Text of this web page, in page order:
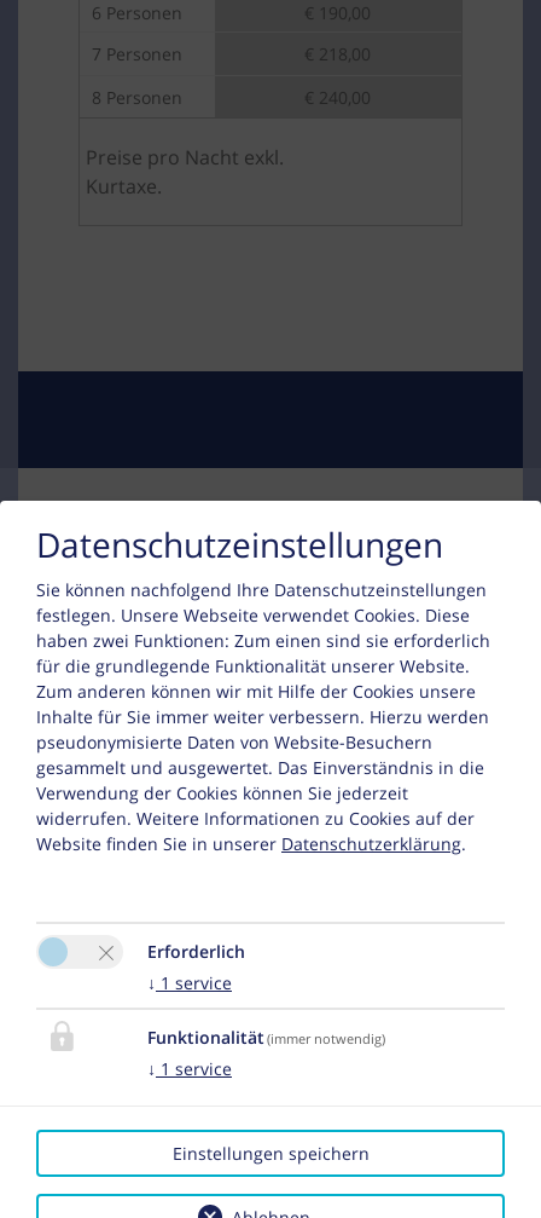
6 Personen
7 Personen
8 Personen
€ 190,00
€ 218,00
€ 240,00
Preise pro Nacht exkl.
Kurtaxe.
Kontakt
Sophia Berbig
Oberboden 13
6888 Schröcken
Tel. : +43 664 5107090
E-Mail:info@ferienwohnungen-
oberboden.at
Bitte aktivieren Sie in den Cookie Einstellungen die
Option "Funktionalität" für die korrekte Map-
Cookie Einstellungen
Datenschutzeinstellungen
Sie können nachfolgend Ihre Datenschutzeinstellungen
festlegen. Unsere Webseite verwendet Cookies. Diese
haben zwei Funktionen: Zum einen sind sie erforderlich
für die grundlegende Funktionalität unserer Website.
Zum anderen können wir mit Hilfe der Cookies unsere
Inhalte für Sie immer weiter verbessern. Hierzu werden
pseudonymisierte Daten von Website-Besuchern
gesammelt und ausgewertet. Das Einverständnis in die
Verwendung der Cookies können Sie jederzeit
widerrufen. Weitere Informationen zu Cookies auf der
Website finden Sie in unserer Datenschutzerklärung.
Erforderlich
↓ 1 service
Funktionalität(immer notwendig)
↓ 1 service
Einstellungen speichern